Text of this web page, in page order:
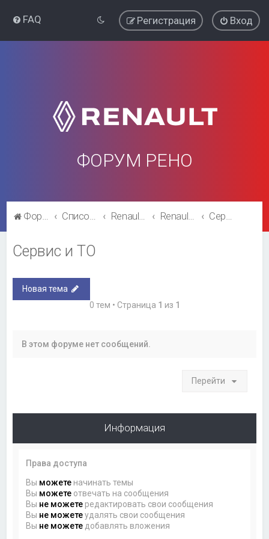
FAQ Вход
Регистрация
ФОРУМ РЕНО
Форум Рено Список форумов Renault Fluence Renault Fluence Сервис и ТО
Сервис и ТО
Новая тема
0 тем • Страница 1 из 1
В этом форуме нет сообщений.
Перейти
Информация
Права доступа
Вы можете начинать темы
Вы можете отвечать на сообщения
Вы не можете редактировать свои сообщения
Вы не можетеудалять свои сообщения
Вы не можете добавлять вложения